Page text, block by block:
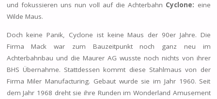
und fokussieren uns nun voll auf die Achterbahn Cyclone: eine
Wilde Maus.
Doch keine Panik, Cyclone ist keine Maus der 90er Jahre. Die
Firma Mack war zum Bauzeitpunkt noch ganz neu im
Achterbahnbau und die Maurer AG wusste noch nichts von ihrer
BHS Übernahme. Stattdessen kommt diese Stahlmaus von der
Firma Miler Manufacturing. Gebaut wurde sie im Jahr 1960. Seit
dem Jahr 1968 dreht sie ihre Runden im Wonderland Amusement